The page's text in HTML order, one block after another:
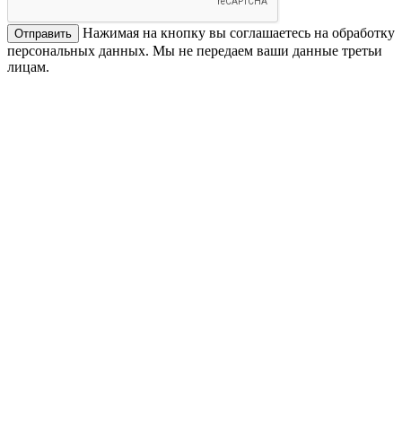
Нажимая на кнопку вы соглашаетесь на обработку
персональных данных. Мы не передаем ваши данные третьи
лицам.